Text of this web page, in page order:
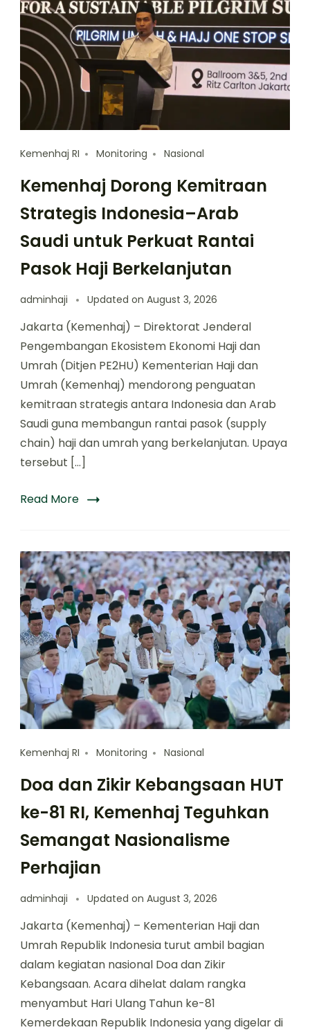
Kemenhaj RI Monitoring Nasional
Kemenhaj Dorong Kemitraan
Strategis Indonesia–Arab
Saudi untuk Perkuat Rantai
Pasok Haji Berkelanjutan
adminhaji Updated on August 3, 2026
Jakarta (Kemenhaj) – Direktorat Jenderal
Pengembangan Ekosistem Ekonomi Haji dan
Umrah (Ditjen PE2HU) Kementerian Haji dan
Umrah (Kemenhaj) mendorong penguatan
kemitraan strategis antara Indonesia dan Arab
Saudi guna membangun rantai pasok (supply
chain) haji dan umrah yang berkelanjutan. Upaya
tersebut […]
Read More
Kemenhaj RI Monitoring Nasional
Doa dan Zikir Kebangsaan HUT
ke-81 RI, Kemenhaj Teguhkan
Semangat Nasionalisme
Perhajian
adminhaji Updated on August 3, 2026
Jakarta (Kemenhaj) – Kementerian Haji dan
Umrah Republik Indonesia turut ambil bagian
dalam kegiatan nasional Doa dan Zikir
Kebangsaan. Acara dihelat dalam rangka
menyambut Hari Ulang Tahun ke-81
Kemerdekaan Republik Indonesia yang digelar di